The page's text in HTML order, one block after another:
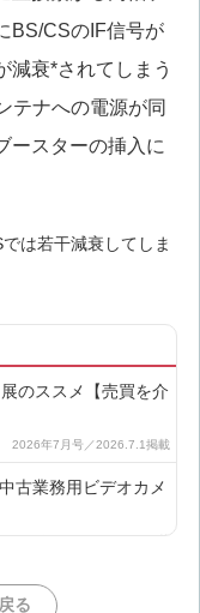
BS/CSのIF信号が
減衰*されてしまう
テナへの電源が同
ースターの挿入に
は若干減衰してしま
のススメ【売買を介
古業務用ビデオカメ
『TH-7』を
る